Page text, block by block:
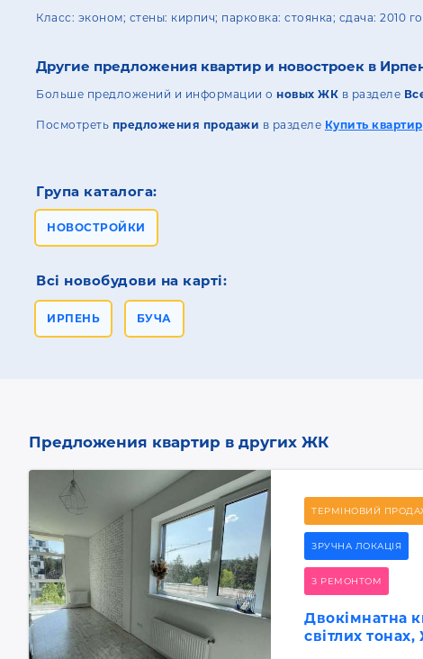
Класс: эконом; стены: кирпич; парковка: стоянка; сдача: 2010
Другие предложения квартир и новостроек в
Больше предложений и информации оновых ЖК в разделе
Посмотреть предложения продажи в разделе Купить
Група каталога:
НОВОСТРОЙКИ
Всі новобудови на карті:
ИРПЕНЬ БУЧА
Предложения квартир в других ЖК
ТЕРМІНОВИЙ
ЗРУЧНА ЛОКАЦІЯ
З РЕМОНТОМ
Двокімнатна
світлих